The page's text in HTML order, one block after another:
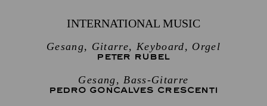
INTERNATIONAL MUSIC
Gesang, Gitarre, Keyboard, Orgel
PETER RUBEL
Gesang, Bass-Gitarre
PEDRO GONCALVES CRESCENTI